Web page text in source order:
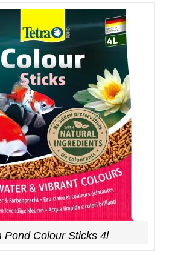
Pond Colour Sticks 4l